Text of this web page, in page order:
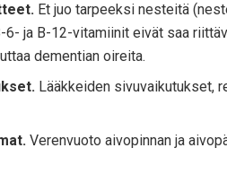
Et juo tarpeeksi nesteitä
ja B-12-vitamiinit eivät saa
dementian oireita.
Lääkkeiden sivuvaikutukset,
Verenvuoto aivopinnan ja